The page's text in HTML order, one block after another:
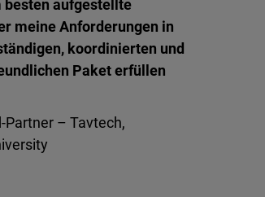
besten aufgestellte
meine Anforderungen in
koordinierten und
Paket erfüllen
Partner – Tavtech,